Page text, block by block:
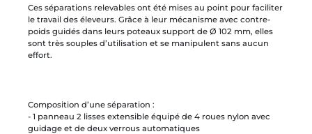
Ces séparations relevables ont été mises au point pour faciliter
le travail des éleveurs. Grâce à leur mécanisme avec contre-
poids guidés dans leurs poteaux support de Ø 102 mm, elles
sont très souples d’utilisation et se manipulent sans aucun
effort.
Composition d’une séparation :
- 1 panneau 2 lisses extensible équipé de 4 roues nylon avec
guidage et de deux verrous automatiques